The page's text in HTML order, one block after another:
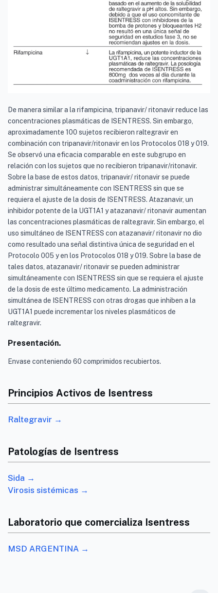
De manera similar a la rifampicina, tripanavir/ ritonavir reduce las
concentraciones plasmáticas de ISENTRESS. Sin embargo,
aproximadamente 100 sujetos recibieron raltegravir en
combinación con tripanavir/ritonavir en los Protocolos 018 y 019.
Se observó una eficacia comparable en este subgrupo en
relación con los sujetos que no recibieron tripanavir/ritonavir.
Sobre la base de estos datos, tripanavir/ ritonavir se puede
administrar simultáneamente con ISENTRESS sin que se
requiera el ajuste de la dosis de ISENTRESS. Atazanavir, un
inhibidor potente de la UGT1A1 y atazanavir/ ritonavir aumentan
las concentraciones plasmáticas de raltegravir. Sin embargo, el
uso simultáneo de ISENTRESS con atazanavir/ ritonavir no dio
como resultado una señal distintiva única de seguridad en el
Protocolo 005 y en los Protocolos 018 y 019. Sobre la base de
tales datos, atazanavir/ ritonavir se pueden administrar
simultáneamente con ISENTRESS sin que se requiera el ajuste
de la dosis de este último medicamento. La administración
simultánea de ISENTRESS con otras drogas que inhiben a la
UGT1A1 puede incrementar los niveles plasmáticos de
raltegravir.
Presentación.
Envase conteniendo 60 comprimidos recubiertos.
Principios Activos de Isentress
Raltegravir →
Patologías de Isentress
Sida →
Virosis sistémicas →
Laboratorio que comercializa Isentress
MSD ARGENTINA →